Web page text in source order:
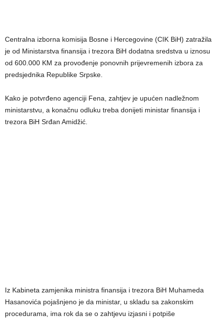
Centralna izborna komisija Bosne i Hercegovine (CIK BiH) zatražila
je od Ministarstva finansija i trezora BiH dodatna sredstva u iznosu
od 600.000 KM za provođenje ponovnih prijevremenih izbora za
predsjednika Republike Srpske.
Kako je potvrđeno agenciji Fena, zahtjev je upućen nadležnom
ministarstvu, a konačnu odluku treba donijeti ministar finansija i
trezora BiH Srđan Amidžić.
Iz Kabineta zamjenika ministra finansija i trezora BiH Muhameda
Hasanovića pojašnjeno je da ministar, u skladu sa zakonskim
procedurama, ima rok da se o zahtjevu izjasni i potpiše